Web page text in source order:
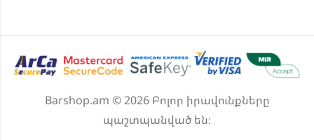
Barshop.am © 2026 Բոլոր իրավունքները
պաշտպանված են։